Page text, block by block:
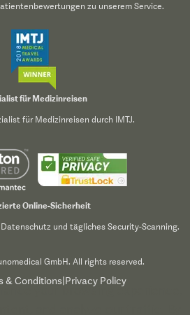
zu unserem Service.
für Medizinreisen
für Medizinreisen durch IMTJ.
Online-Sicherheit
und tägliches Security-Scanning.
GmbH. All rights reserved.
& Conditions Privacy Policy
your browsing experience,